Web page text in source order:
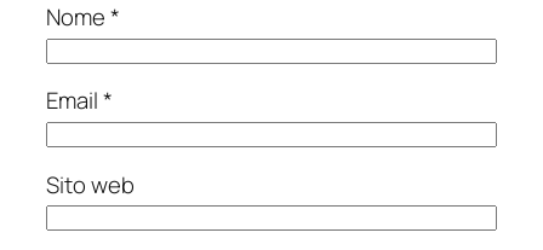
Nome*
Email*
Sito web